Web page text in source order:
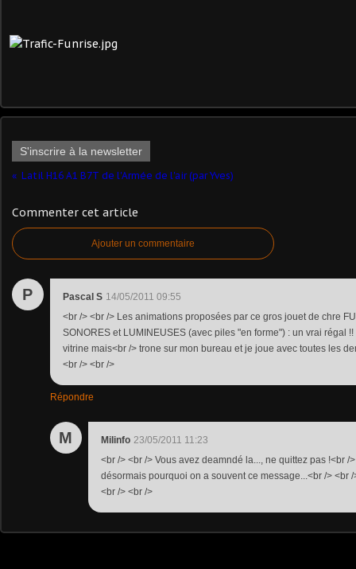
S'inscrire à la newsletter
Latil H16 A1 B7T de l'Armée de l'air (par Yves)
Commenter cet article
Ajouter un commentaire
P Pascal S 14/05/2011 09:55
<br /> <br /> Les animations proposées par ce gros jouet de chre
SONORES et LUMINEUSES (avec piles "en forme") : un vrai régal
vitrine mais<br /> trone sur mon bureau et je joue avec toutes les
<br /> <br />
Répondre
M Milinfo 23/05/2011 11:23
<br /> <br /> Vous avez deamndé la..., ne quittez pas !<br /
désormais pourquoi on a souvent ce message...<br /> <br
<br /> <br />